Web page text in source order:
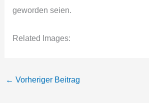
geworden seien.
Related Images:
← Vorheriger Beitrag